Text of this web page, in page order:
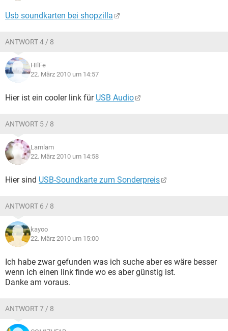
Usb soundkarten bei shopzilla
ANTWORT 4 / 8
HIlFe
22. März 2010 um 14:57
Hier ist ein cooler link für USB Audio
ANTWORT 5 / 8
Lamlam
22. März 2010 um 14:58
Hier sind USB-Soundkarte zum Sonderpreis
ANTWORT 6 / 8
kayoo
22. März 2010 um 15:00
Ich habe zwar gefunden was ich suche aber es wäre besser
wenn ich einen link finde wo es aber günstig ist.
Danke am voraus.
ANTWORT 7 / 8